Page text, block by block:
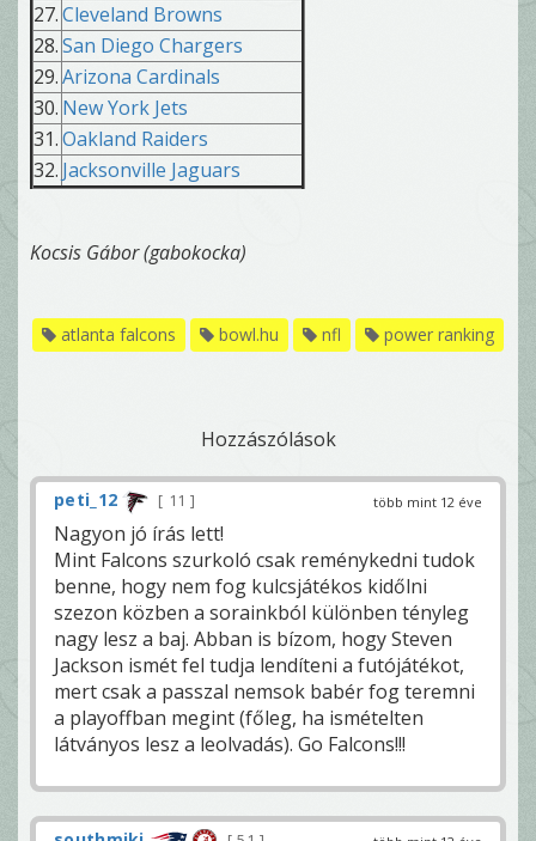
27.Cleveland Browns
28.San Diego Chargers
29.Arizona Cardinals
30. New York Jets
31.Oakland Raiders
32. Jacksonville Jaguars
Kocsis Gábor (gabokocka)
atlanta falcons bowl.hu nfl power ranking
Hozzászólások
több mint 12 éve
peti_12 11
Nagyon jó írás lett!
Mint Falcons szurkoló csak reménykedni tudok
benne, hogy nem fog kulcsjátékos kidőlni
szezon közben a sorainkból különben tényleg
nagy lesz a baj. Abban is bízom, hogy Steven
Jackson ismét fel tudja lendíteni a futójátékot,
mert csak a passzal nemsok babér fog teremni
a playoffban megint (főleg, ha ismételten
látványos lesz a leolvadás). Go Falcons!!!